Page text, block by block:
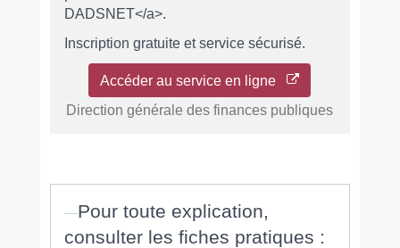
DADSNET</a>.
Inscription gratuite et service sécurisé.
Accéder au service en ligne
Direction générale des finances publiques
Pour toute explication,
consulter les fiches pratiques :